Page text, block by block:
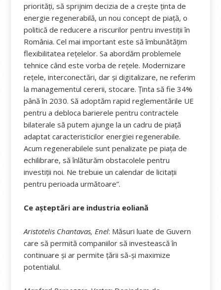
priorități, să sprijnim decizia de a crește ținta de
energie regenerabilă, un nou concept de piață, o
politică de reducere a riscurilor pentru investiții în
România. Cel mai important este să îmbunătățim
flexibilitatea rețelelor. Sa abordăm problemele
tehnice când este vorba de rețele. Modernizare
rețele, interconectări, dar și digitalizare, ne referim
la managementul cererii, stocare. Ținta să fie 34%
până în 2030. Să adoptăm rapid reglementările UE
pentru a debloca barierele pentru contractele
bilaterale să putem ajunge la un cadru de piață
adaptat caracteristicilor energiei regenerabile.
Acum regenerabilele sunt penalizate pe piața de
echilibrare, să înlăturăm obstacolele pentru
investiții noi. Ne trebuie un calendar de licitații
pentru perioada următoare”.
Ce așteptări are industria eoliană
Aristotelis Chantavas, Enel: Măsuri luate de Guvern
care să permită companiilor să investească în
continuare și ar permite țării să-și maximize
potentialul.